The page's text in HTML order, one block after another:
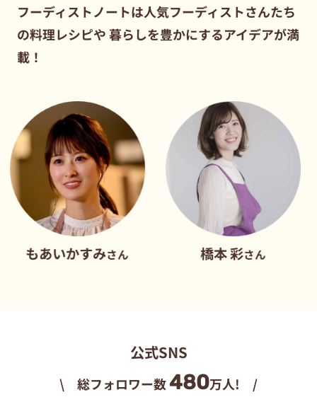
フーディストノートは人気フーディストさんたち
の料理レシピや暮らしを豊かにするアイデアが満
載！
いかすみさん さん
公式SNS
\ 総フォロワー数480万人! /